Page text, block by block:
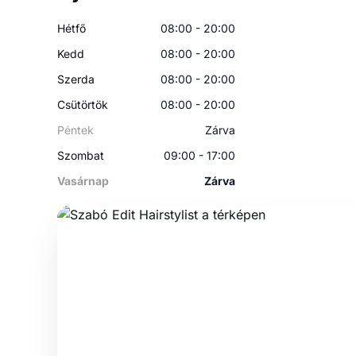
Hétfő
08:00 - 20:00
Kedd
08:00 - 20:00
Szerda
08:00 - 20:00
Csütörtök
08:00 - 20:00
Péntek
Zárva
Szombat
09:00 - 17:00
Vasárnap
Zárva